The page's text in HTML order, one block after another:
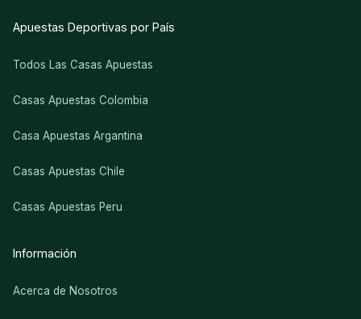
Apuestas Deportivas por País
Todos Las Casas Apuestas
Casas Apuestas Colombia
Casa Apuestas Argantina
Casas Apuestas Chile
Casas Apuestas Peru
Información
Acerca de Nosotros